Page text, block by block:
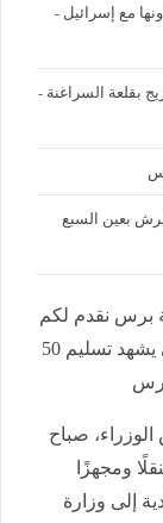
مع إسرائيل -
السراغنة -
بعين السبع
برس نقدم لكم
اليوم لتقديم خدمات الشهر العقاري، مدبولي يشهد تسليم 50
برس
صباح
متنقلًا ومجهزًا
إلى وزارة